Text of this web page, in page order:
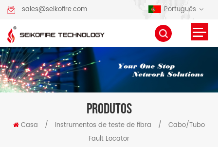
sales@seikofire.com Português
PRODUTOS
Casa / Instrumentos de teste de fibra /
Cabo/Tubo
Fault Locator